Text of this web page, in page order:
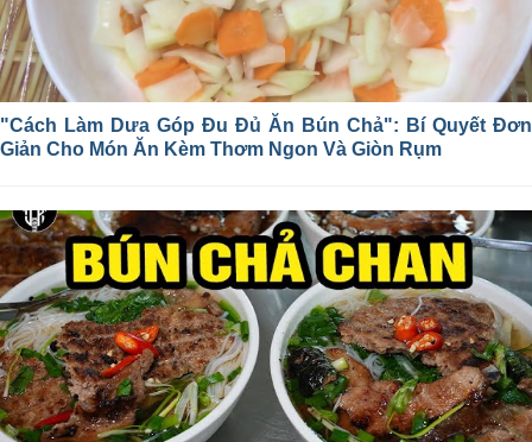
"Cách Làm Dưa Góp Đu Đủ Ăn Bún Chả": Bí Quyết Đơn
Giản Cho Món Ăn Kèm Thơm Ngon Và Giòn Rụm